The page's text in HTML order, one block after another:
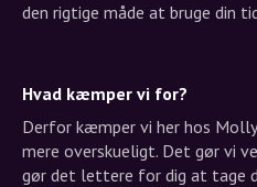
den rigtige måde at bruge din
Hvad kæmper vi for?
Derfor kæmper vi her hos
mere overskueligt. Det gør vi
gør det lettere for dig at tage